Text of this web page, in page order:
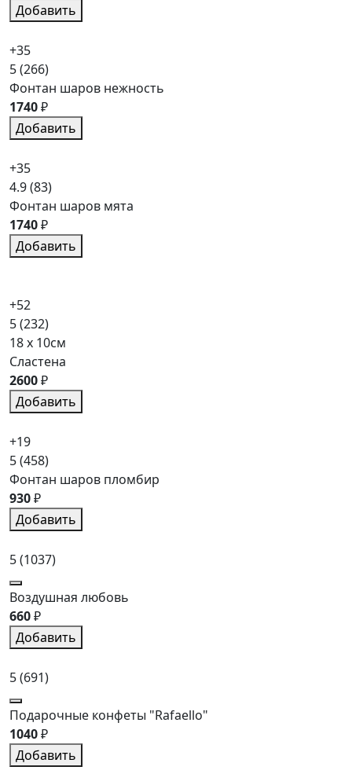
Добавить
+35
5(266)
Фонтан шаров нежность
1740₽
Добавить
+35
4.9(83)
Фонтан шаров мята
1740₽
Добавить
+52
5(232)
18 x 10см
Сластена
2600₽
Добавить
+19
5(458)
Фонтан шаров пломбир
930₽
Добавить
5(1037)
Воздушная любовь
660₽
Добавить
5(691)
Подарочные конфеты "Rafaello"
1040₽
Добавить